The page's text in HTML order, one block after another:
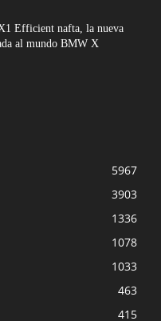
Efficient nafta, la nueva
al mundo BMW X
5967
3903
1336
1078
1033
463
415